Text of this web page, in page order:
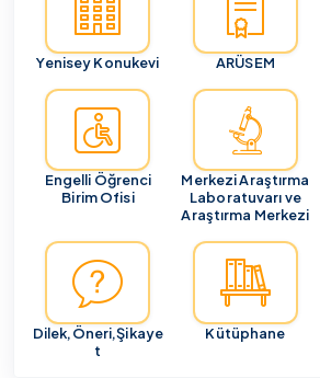
Yenisey Konukevi ARÜSEM
Engelli Öğrenci
Birim Ofisi
Merkezi Araştırma
Laboratuvarı ve
Araştırma Merkezi
Dilek,Öneri,Şikaye
t
Kütüphane